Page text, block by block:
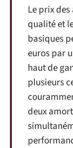
Le prix
qualité et
basiques
euros par
haut de
plusieurs
deux